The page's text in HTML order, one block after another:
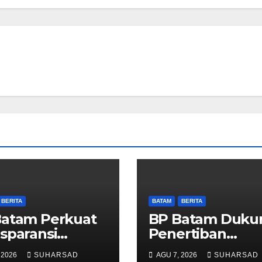
BERITA
Perkuat
SUHARSAD
BATAM BERITA
BP Batam
Penertiban
Pemanfaatan
AGU 7, 2026 SUHARSAD